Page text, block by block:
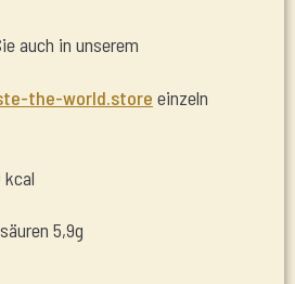
auch in unserem
the-world.store einzeln
kcal
5,9g